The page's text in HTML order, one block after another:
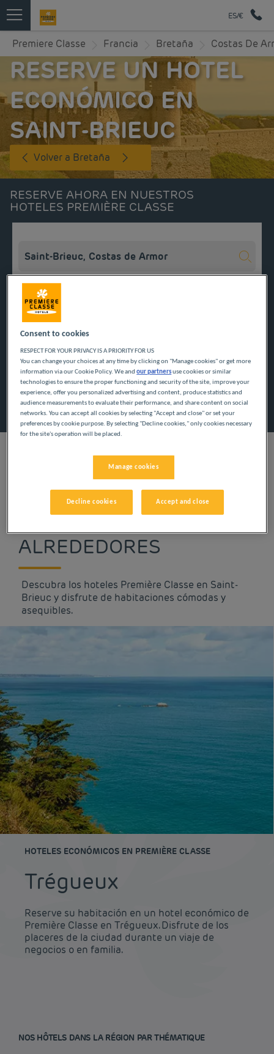
ES/€
Premiere Classe Francia Bretaña Costas De
RESERVE UN HOTEL
ECONÓMICO EN
SAINT-BRIEUC
Volver a Bretaña
RESERVE AHORA EN NUESTROS
HOTELES PREMIÈRE CLASSE
Navigate forward to interact with the calendar and select
Encontrar un hotel
Añadir un código especial
NUESTROS HOTELES
EN SAINT-BRIEUC Y
ALREDEDORES
Descubra los hoteles Première Classe en Saint-
Brieuc y disfrute de habitaciones cómodas y
asequibles.
HOTELES ECONÓMICOS EN PREMIÈRE CLASSE
Trégueux
Reserve su habitación en un hotel económico de
Première Classe en Trégueux. Disfrute de los
placeres de la ciudad durante un viaje de
negocios o en familia.
NOS HÔTELS DANS LA RÉGION PAR THÉMATIQUE
Consent to cookies
RESPECT FOR YOUR PRIVACY IS A PRIORITY FOR US
You can change your choices at any time by clicking on "Manage cookies" or get more
information via our Cookie Policy. We andour partnersuse cookies or similar
technologies to ensure the proper functioning and security of the site, improve your
experience, offer you personalized advertising and content, produce statistics and
audience measurements to evaluate their performance, and share content on social
networks. You can accept all cookies by selecting "Accept and close" or set your
preferences by cookie purpose. By selecting "Decline cookies," only cookies necessary
for the site's operation will be placed.
Manage cookies
Decline cookies Accept and close